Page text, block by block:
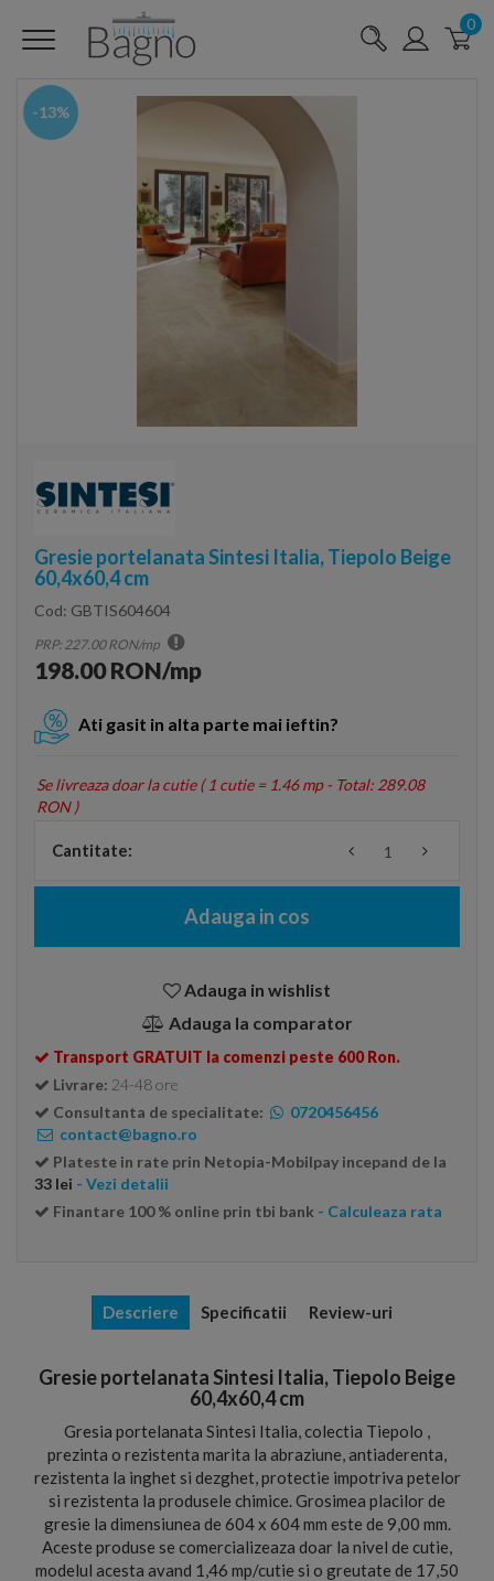
0
-13%
Gresie portelanata Sintesi Italia, Tiepolo Beige
60,4x60,4 cm
Cod: GBTIS604604
PRP: 227.00 RON/mp
198.00 RON/mp
Ati gasit in alta parte mai ieftin?
Se livreaza doar la cutie (1 cutie = 1.46 mp - Total: 289.08
RON )
Cantitate:
Adauga in cos
Adauga in wishlist
Adauga la comparator
Transport GRATUIT la comenzi peste 600 Ron.
Livrare: 24-48 ore
Consultanta de specialitate:
0720456456
contact@bagno.ro
Plateste in rate prin Netopia-Mobilpay incepand de la
33 lei - Vezi detalii
Finantare 100 % online prin tbi bank - Calculeaza rata
Descriere Specificatii Review-uri
Gresie portelanata Sintesi Italia, Tiepolo Beige
60,4x60,4 cm
Gresia portelanata Sintesi Italia, colectia Tiepolo ,
prezinta o rezistenta marita la abraziune, antiaderenta,
rezistenta la inghet si dezghet, protectie impotriva petelor
si rezistenta la produsele chimice. Grosimea placilor de
gresie la dimensiunea de 604 x 604 mm este de 9,00 mm.
Aceste produse se comercializeaza doar la nivel de cutie,
modelul acesta avand 1,46 mp/cutie si o greutate de 17,50